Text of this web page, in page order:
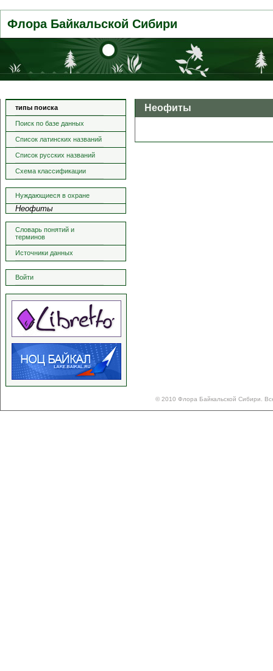
Флора Байкальской Сибири
типы поиска
Поиск по базе данных
Список латинских названий
Список русских названий
Схема классификации
Нуждающиеся в охране
Неофиты
Словарь понятий и
терминов
Источники данных
Войти
Неофиты
© 2010 Флора Байкальской Сибири.